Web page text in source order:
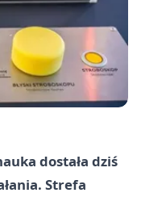
dostała dziś
Strefa